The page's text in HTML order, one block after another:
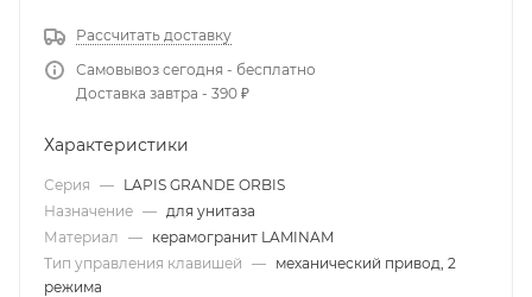
Рассчитать доставку
Самовывоз сегодня - бесплатно
Доставка завтра - 390 ₽
Характеристики
Серия — LAPIS GRANDE ORBIS
Назначение — для унитаза
Материал — керамогранит LAMINAM
Тип управления клавишей — механический привод, 2
режима